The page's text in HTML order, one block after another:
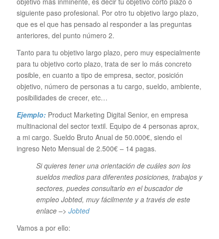
siguiente paso profesional. Por otro tu objetivo largo plazo,
que es el que has pensado al responder a las preguntas
anteriores, del punto número 2.
Tanto para tu objetivo largo plazo, pero muy especialmente
para tu objetivo corto plazo, trata de ser lo más concreto
posible, en cuanto a tipo de empresa, sector, posición
objetivo, número de personas a tu cargo, sueldo, ambiente,
posibilidades de crecer, etc…
Ejemplo:Product Marketing Digital Senior, en empresa
multinacional del sector textil. Equipo de 4 personas aprox,
a mi cargo. Sueldo Bruto Anual de 50.000€, siendo el
ingreso Neto Mensual de 2.500€ – 14 pagas.
Si quieres tener una orientación de cuáles son los
sueldos medios para diferentes posiciones, trabajos y
sectores, puedes consultarlo en el buscador de
empleo Jobted, muy fácilmente y a través de este
enlace –> Jobted
Vamos a por ello: